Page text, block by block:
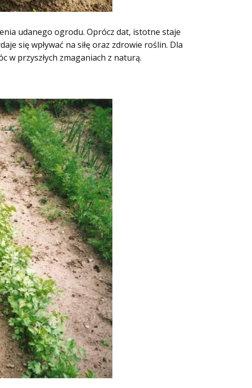
udanego ogrodu. Oprócz dat, istotne staje
się wpływać na siłę oraz zdrowie roślin. Dla
w przyszłych zmaganiach z naturą.